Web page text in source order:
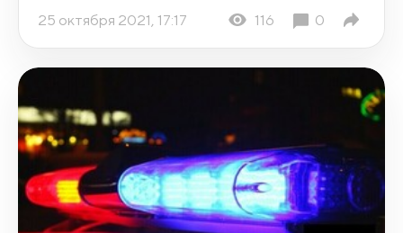
25 октября 2021, 17:17 116 0